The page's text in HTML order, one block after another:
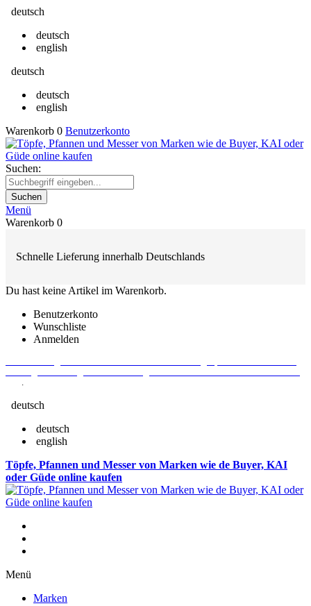
deutsch
deutsch
english
deutsch
deutsch
english
Warenkorb 0 Benutzerkonto
Suchen:
Suchen
Menü
Warenkorb 0
Schnelle Lieferung innerhalb Deutschlands
Du hast keine Artikel im Warenkorb.
Benutzerkonto
Wunschliste
Anmelden
.
deutsch
deutsch
english
Töpfe, Pfannen und Messer von Marken wie de Buyer, KAI
oder Güde online kaufen
Menü
Marken